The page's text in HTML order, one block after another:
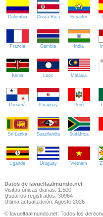
Colombia Costa Rica Ecuador
Francia Gambia India
Kenia Laos Malasia
Panamá Paraguay Perú
Sri Lanka Suazilandia Sudáfrica
Uganda Uruguay Vietnam
Datos de lavueltaalmundo.net
Visitas únicas diarias: 1.500
Usuarios registrados: 30964
Última actualización: Agosto 2026
© lavueltaalmundo.net. Todos los